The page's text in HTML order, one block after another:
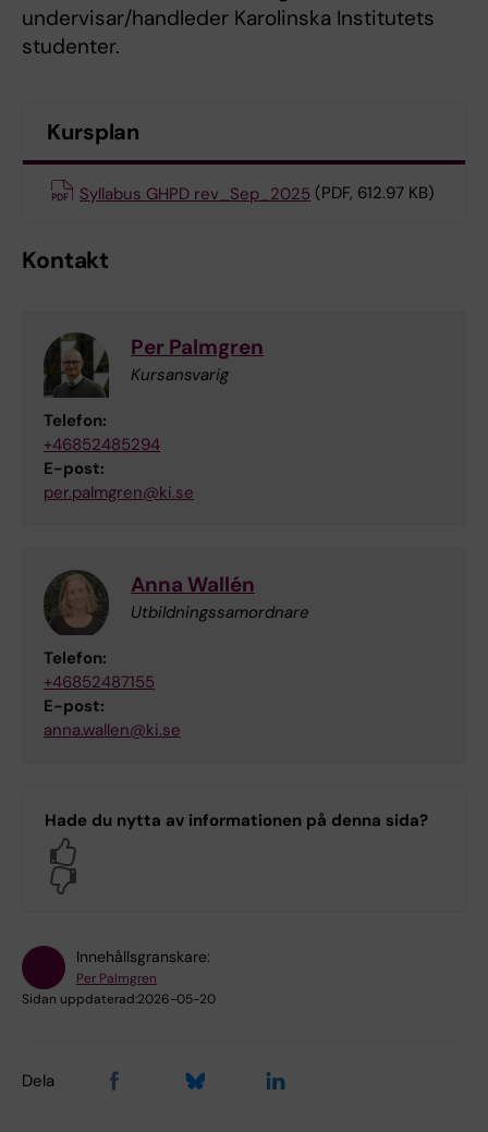
undervisar/handleder Karolinska Institutets
studenter.
Kursplan
Syllabus GHPD rev_Sep_2025 (PDF, 612.97 KB)
Kontakt
Per Palmgren
Kursansvarig
Telefon:
+46852485294
E-post:
per.palmgren@ki.se
Anna Wallén
Utbildningssamordnare
Telefon:
+46852487155
E-post:
anna.wallen@ki.se
Hade du nytta av informationen på denna sida?
Innehållsgranskare:
Per Palmgren
Sidan uppdaterad:2026-05-20
Dela